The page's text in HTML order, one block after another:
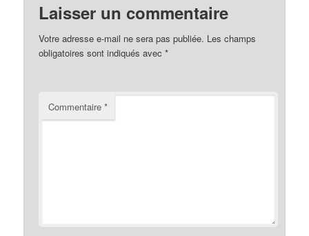
Laisser un commentaire
Votre adresse e-mail ne sera pas publiée. Les champs
obligatoires sont indiqués avec*
Commentaire*